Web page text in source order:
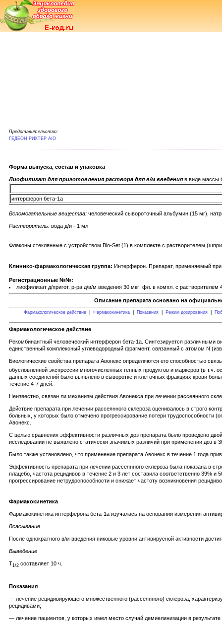
Представительство:
ГЕДЕОН РИХТЕР А/О
Форма выпуска, состав и упаковка
Лиофилизат для приготовления раствора для в/м введенияв виде массы
интерферон бета-1а
Вспомогательные вещества: человеческий сывороточный альбумин (15 мг),
Растворитель: вода д/и - 1 мл.
Флаконы стеклянные с устройством Bio-Set (1) в комплекте с растворителем
Клинико-фармакологическая группа: Интерферон. Препарат, применяемый при
Регистрационные №№:
лиофилизат д/пригот. р-ра д/в/м введения 30 мкг: фл. в компл. с
Описание препарата основано на
Фармакологическое действие Фармакокинетика Показания Режим дозирования
Фармакологическое действие
Рекомбинантный человеческий интерферон бета-1а. Синтезируется различными
единственный комплексный углеводородный фрагмент, связанный с атомом N
Биологические свойства препарата Авонекс определяются его способностью
обусловленной экспрессии многочисленных генных продуктов и маркеров (в т.ч.
данных соединений было выявлено в сыворотке и клеточных фракциях крови
течение 4-7 дней.
Неизвестно, связан ли механизм действия Авонекса при лечении рассеянного
Действие препарата при лечении рассеянного склероза оценивалось в строго
больных, у которых было отмечено прогрессирование потери трудоспособности
Авонекс.
С целью сравнения эффективности различных доз препарата было проведено
исследовании не выявлено статически значимых различий при применении доз
Было также установлено, что применение препарата Авонекс в течение 1 года
Эффективность препарата при лечении рассеянного склероза была показана в
плацебо, частота рецидивов в течение 2 и 3 лет составила соответственно 39%
прогрессирование нетрудоспособности и снижает частоту возникновения
Фармакокинетика
Фармакокинетика интерферона бета-1а изучалась на основании измерения
Всасывание
После однократного в/м введения пиковые уровни антивирусной активности
Выведение
T1/2 составляет 10 ч.
Показания
— лечение рецидивирующего множественного (рассеянного) склероза,
рецидивами;
— лечение пациентов, у которых имел место случай демиелинизации в